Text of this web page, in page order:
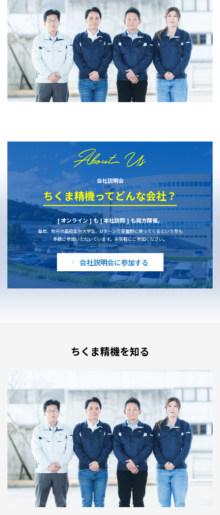
会社説明会
ちくま精機ってどんな会社？
[ オンライン ] も [ 本社訪問 ] も両方開催。
毎年、地元の高校生や大学生、Uターンで安曇野に戻ってくるという方も
多数ご参加いただいています。お気軽にご参加ください。
会社説明会に参加する
ちくま精機を知る